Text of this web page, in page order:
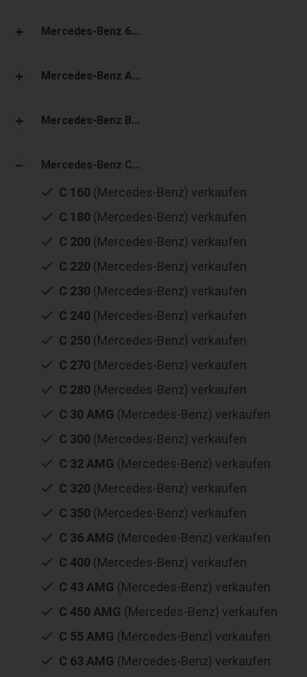
Mercedes-Benz 6...
Mercedes-Benz A...
Mercedes-Benz B...
Mercedes-Benz C...
C 160 (Mercedes-Benz) verkaufen
C 180 (Mercedes-Benz) verkaufen
C 200 (Mercedes-Benz) verkaufen
C 220 (Mercedes-Benz) verkaufen
C 230 (Mercedes-Benz) verkaufen
C 240 (Mercedes-Benz) verkaufen
C 250 (Mercedes-Benz) verkaufen
C 270 (Mercedes-Benz) verkaufen
C 280 (Mercedes-Benz) verkaufen
C 30 AMG (Mercedes-Benz) verkaufen
C 300 (Mercedes-Benz) verkaufen
C 32 AMG (Mercedes-Benz) verkaufen
C 320 (Mercedes-Benz) verkaufen
C 350 (Mercedes-Benz) verkaufen
C 36 AMG (Mercedes-Benz) verkaufen
C 400 (Mercedes-Benz) verkaufen
C 43 AMG (Mercedes-Benz) verkaufen
C 450 AMG (Mercedes-Benz) verkaufen
C 55 AMG (Mercedes-Benz) verkaufen
C 63 AMG (Mercedes-Benz) verkaufen